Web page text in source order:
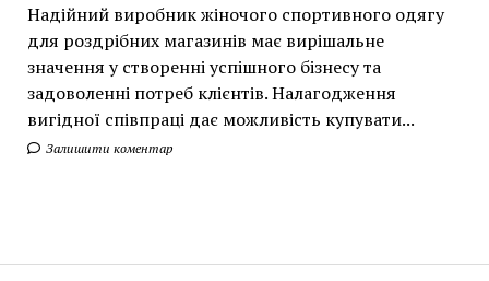
Надійний виробник жіночого спортивного одягу
для роздрібних магазинів має вирішальне
значення у створенні успішного бізнесу та
задоволенні потреб клієнтів. Налагодження
вигідної співпраці дає можливість купувати...
Залишити коментар